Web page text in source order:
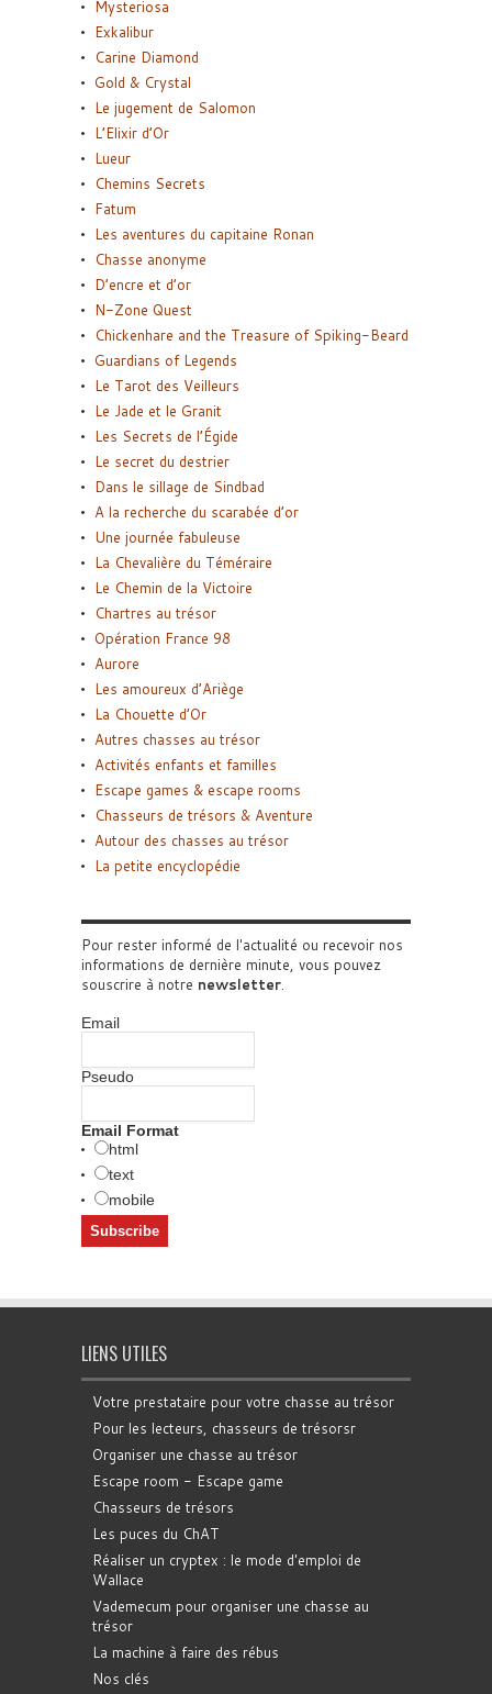
Mysteriosa
Exkalibur
Carine Diamond
Gold & Crystal
Le jugement de Salomon
L’Elixir d’Or
Lueur
Chemins Secrets
Fatum
Les aventures du capitaine Ronan
Chasse anonyme
D’encre et d’or
N-Zone Quest
Chickenhare and the Treasure of Spiking-Beard
Guardians of Legends
Le Tarot des Veilleurs
Le Jade et le Granit
Les Secrets de l’Égide
Le secret du destrier
Dans le sillage de Sindbad
A la recherche du scarabée d’or
Une journée fabuleuse
La Chevalière du Téméraire
Le Chemin de la Victoire
Chartres au trésor
Opération France 98
Aurore
Les amoureux d’Ariège
La Chouette d’Or
Autres chasses au trésor
Activités enfants et familles
Escape games & escape rooms
Chasseurs de trésors & Aventure
Autour des chasses au trésor
La petite encyclopédie
Pour rester informé de l'actualité ou recevoir nos
informations de dernière minute, vous pouvez
souscrire à notre newsletter.
Email
Pseudo
Email Format
html
text
mobile
LIENS UTILES
Votre prestataire pour votre chasse au trésor
Pour les lecteurs, chasseurs de trésorsr
Organiser une chasse au trésor
Escape room - Escape game
Chasseurs de trésors
Les puces du ChAT
Réaliser un cryptex : le mode d'emploi de
Wallace
Vademecum pour organiser une chasse au
trésor
La machine à faire des rébus
Nos clés